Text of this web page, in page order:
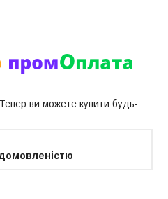
Тепер ви можете купити будь-